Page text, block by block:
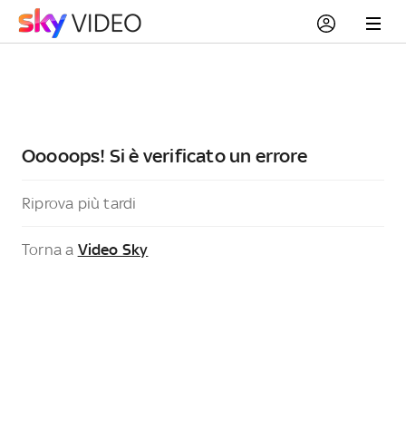
Ooooops! Si è verificato un errore
Riprova più tardi
Torna a Video Sky